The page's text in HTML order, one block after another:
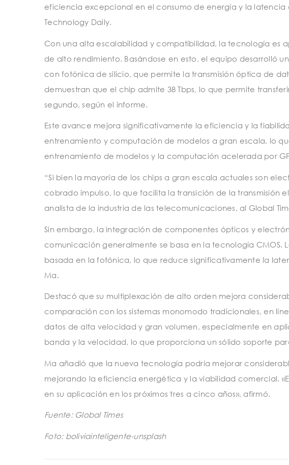
eficiencia excepcional en el consumo de energía y la latencia
Technology Daily.
Con una alta escalabilidad y compatibilidad, la tecnología es
de alto rendimiento. Basándose en esto, el equipo desarrolló
con fotónica de silicio, que permite la transmisión óptica de
demuestran que el chip admite 38 Tbps, lo que permite
segundo, según el informe.
Este avance mejora significativamente la eficiencia y la
entrenamiento y computación de modelos a gran escala, lo
entrenamiento de modelos y la computación acelerada por
“Si bien la mayoría de los chips a gran escala actuales son
cobrado impulso, lo que facilita la transición de la transmisión
analista de la industria de las telecomunicaciones, al Global
Sin embargo, la integración de componentes ópticos y
comunicación generalmente se basa en la tecnología CMOS.
basada en la fotónica, lo que reduce significativamente la
Ma.
Destacó que su multiplexación de alto orden mejora
comparación con los sistemas monomodo tradicionales, en
datos de alta velocidad y gran volumen, especialmente en
banda y la velocidad, lo que proporciona un sólido soporte
Ma añadió que la nueva tecnología podría mejorar
mejorando la eficiencia energética y la viabilidad comercial.
en su aplicación en los próximos tres a cinco años», afirmó.
Fuente: Global Times
Foto: boliviainteligente-unsplash